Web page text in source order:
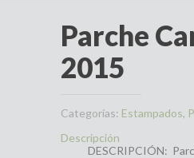
Parche
2015
Categorías: Estampados,
Descripción
DESCRIPCIÓN: